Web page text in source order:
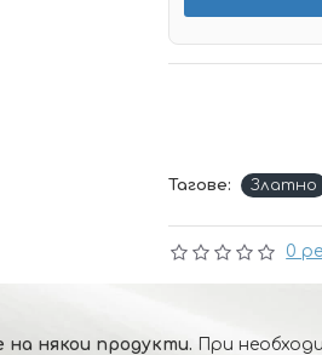
0
Тагове: Златно
на някои продукти. При